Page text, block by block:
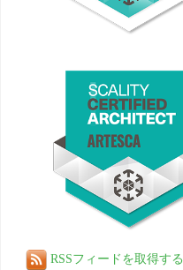
RSSフィードを取得する